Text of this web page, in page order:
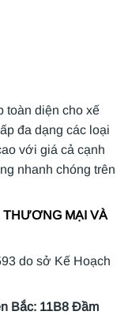
toàn diện cho xế
đa dạng các loại
với giá cả cạnh
nhanh chóng trên
MẠI VÀ
do sở Kế Hoạch
Bắc: 11B8 Đầm